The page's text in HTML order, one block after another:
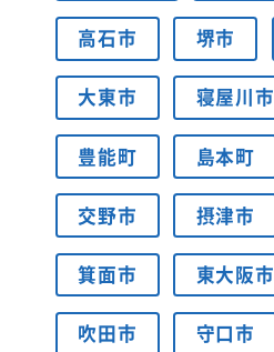
高石市 堺市
大東市 寝屋川市
豊能町 島本町
交野市 摂津市
箕面市 東大阪市
吹田市 守口市